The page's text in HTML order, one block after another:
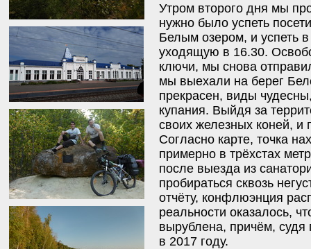
Утром второго дня мы
нужно было успеть
Белым озером, и успеть
уходящую в 16.30.
ключи, мы снова
мы выехали на берег
прекрасен, виды
купания. Выйдя за
своих железных коней, и
Согласно карте, точка
примерно в трёхстах
после выезда из
пробираться сквозь
отчёту, конфлюэнция
реальности оказалось,
вырублена, причём,
в 2017 году.